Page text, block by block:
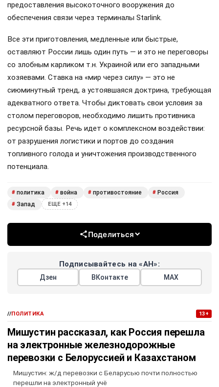
предоставления высокоточного вооружения до
обеспечения связи через терминалы Starlink.
Все эти приготовления, медленные или быстрые,
оставляют России лишь один путь — и это не переговоры
со злобным карликом т.н. Украиной или его западными
хозяевами. Ставка на «мир через силу» — это не
сиюминутный тренд, а устоявшаяся доктрина, требующая
адекватного ответа. Чтобы диктовать свои условия за
столом переговоров, необходимо лишить противника
ресурсной базы. Речь идет о комплексном воздействии:
от разрушения логистики и портов до создания
топливного голода и уничтожения производственного
потенциала.
# политика # война # противостояние # Россия
# Запад ЕЩЕ +14
Поделиться
Подписывайтесь на «АН»:
Дзен ВКонтакте МАХ
//ПОЛИТИКА 13+
Мишустин рассказал, как Россия перешла
на электронные железнодорожные
перевозки с Белоруссией и Казахстаном
Мишустин: ж/д перевозки с Беларусью почти полностью
перешли на электронный учё